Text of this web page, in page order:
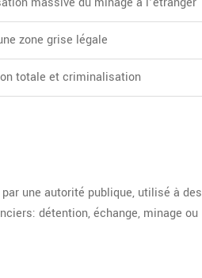
zone grise légale
totale et criminalisation
une autorité publique, utilisé à des
détention, échange, minage ou